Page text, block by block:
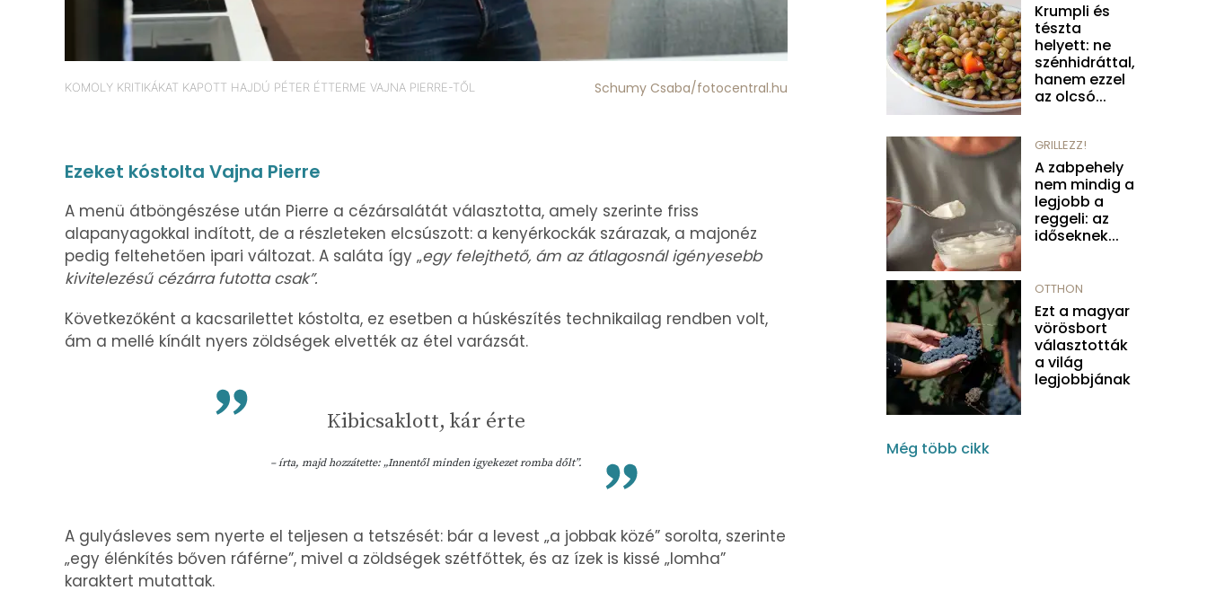
KOMOLY KRITIKÁKAT KAPOTT HAJDÚ PÉTER ÉTTERME VAJNA PIERRE-TŐL Schumy Csaba/fotocentral.hu
Ezeket kóstolta Vajna Pierre
A menü átböngészése után Pierre a cézársalátát választotta, amely szerinte friss
alapanyagokkal indított, de a részleteken elcsúszott: a kenyérkockák szárazak, a majonéz
pedig feltehetően ipari változat. A saláta így „egy felejthető, ám az átlagosnál igényesebb
kivitelezésű cézárra futotta csak”.
Következőként a kacsarilettet kóstolta, ez esetben a húskészítés technikailag rendben volt,
ám a mellé kínált nyers zöldségek elvették az étel varázsát.
Kibicsaklott, kár érte
– írta, majd hozzátette: „Innentől minden igyekezet romba dőlt”.
A gulyásleves sem nyerte el teljesen a tetszését: bár a levest „a jobbak közé” sorolta, szerinte
„egy élénkítés bőven ráférne”, mivel a zöldségek szétfőttek, és az ízek is kissé „lomha”
karaktert mutattak.
Krumpli és
tészta
helyett: ne
szénhidráttal,
hanem ezzel
az olcsó...
GRILLEZZ!
A zabpehely
nem mindig a
legjobb a
reggeli: az
időseknek...
OTTHON
Ezt a magyar
vörösbort
választották
a világ
legjobbjának
Még több cikk